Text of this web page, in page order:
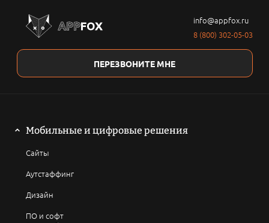
info@appfox.ru
8 (800) 302-05-03
ПЕРЕЗВОНИТЕ МНЕ
Мобильные и цифровые решения
Сайты
Аутстаффинг
Дизайн
ПО и софт